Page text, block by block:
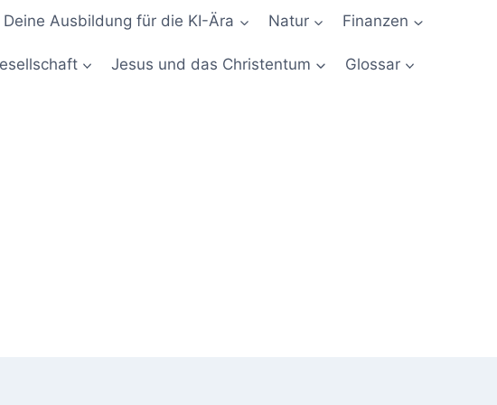
Deine Ausbildung für die KI-Ära Natur Finanzen
Jesus und das Christentum Glossar